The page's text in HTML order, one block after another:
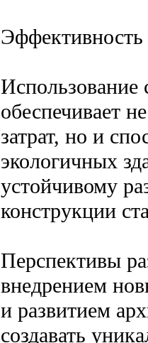
Использование
обеспечивает
затрат, но и
экологичных
устойчивому
конструкции
Перспективы
внедрением
и развитием
создавать